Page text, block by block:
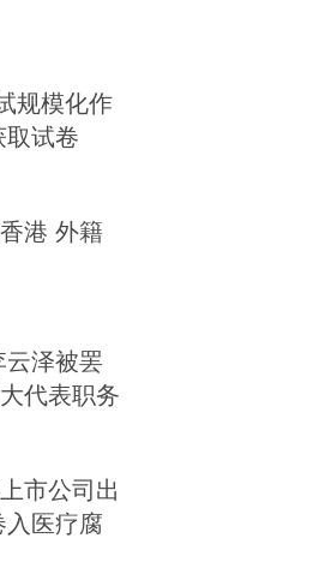
规模化作
试卷
港 外籍
云泽被罢
代表职务
市公司出
医疗腐